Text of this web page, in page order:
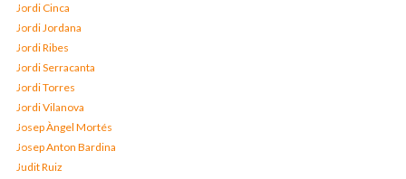
Jordi Cinca
Jordi Jordana
Jordi Ribes
Jordi Serracanta
Jordi Torres
Jordi Vilanova
Josep Àngel Mortés
Josep Anton Bardina
Judit Ruiz